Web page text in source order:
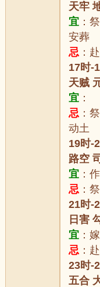
天牢
宜 ：
安葬
忌 ：
17时-
天贼
宜 ：
忌 ：
动土
19时-
路空
宜 ：
忌 ：
21时-
日害
宜 ：
忌 ：
23时-
五合